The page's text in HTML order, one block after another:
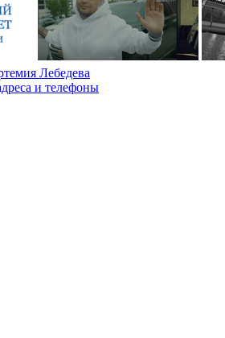
Лебедева
и телефоны